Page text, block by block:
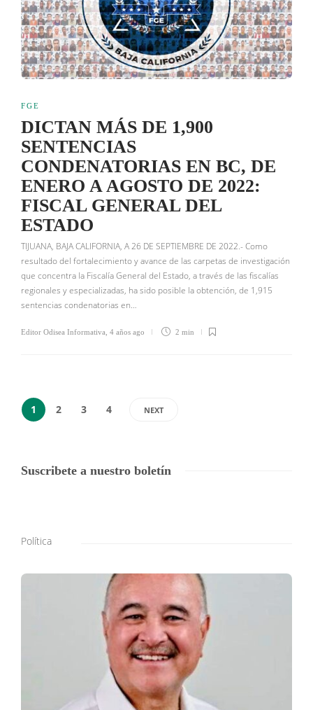
FGE
DICTAN MÁS DE 1,900
SENTENCIAS
CONDENATORIAS EN BC, DE
ENERO A AGOSTO DE 2022:
FISCAL GENERAL DEL
ESTADO
TIJUANA, BAJA CALIFORNIA, A 26 DE SEPTIEMBRE DE 2022.- Como
resultado del fortalecimiento y avance de las carpetas de investigación
que concentra la Fiscalía General del Estado, a través de las fiscalías
regionales y especializadas, ha sido posible la obtención, de 1,915
sentencias condenatorias en…
Editor Odisea Informativa 4 años ago 2 min
1 2 3 4 NEXT
Suscribete a nuestro boletín
Política